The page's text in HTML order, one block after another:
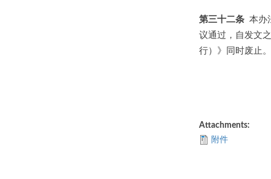
第三十二条本办
议通过，自发文
行）》同时废止。
Attachments:
附件